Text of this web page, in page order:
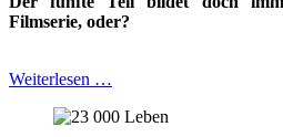
Filmserie, oder?
Weiterlesen …